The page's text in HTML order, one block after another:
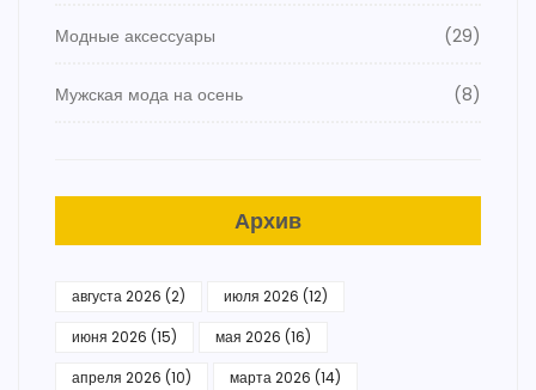
Модные аксессуары (29)
Мужская мода на осень (8)
Архив
августа 2026 (2) июля 2026 (12)
июня 2026 (15) мая 2026 (16)
апреля 2026 (10) марта 2026 (14)